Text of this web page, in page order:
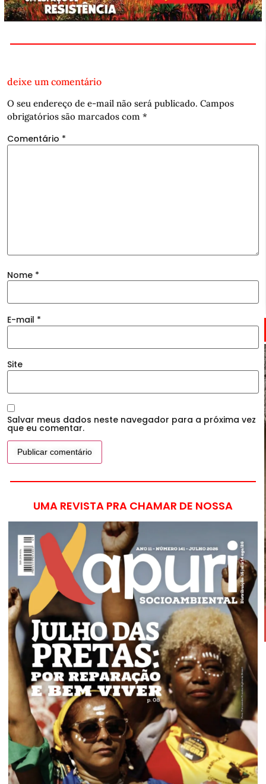
deixe um comentário
O seu endereço de e-mail não será publicado. Campos
obrigatórios são marcados com *
Comentário *
Nome *
E-mail *
Site
Salvar meus dados neste navegador para a próxima vez
que eu comentar.
UMA REVISTA PRA CHAMAR DE NOSSA